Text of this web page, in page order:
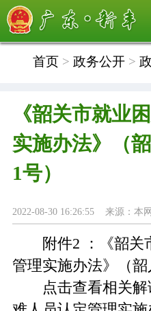
首页> 政务公开>
《韶关市就业
实施办法》（
1号）
2022-08-30 16:26:55 来源：本网
附件2 ：
《韶
管理实施办法》（韶
点击查看相关解